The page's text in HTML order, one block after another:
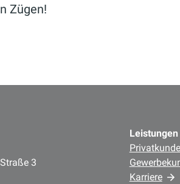
Zügen!
3
Leistungen
Karriere